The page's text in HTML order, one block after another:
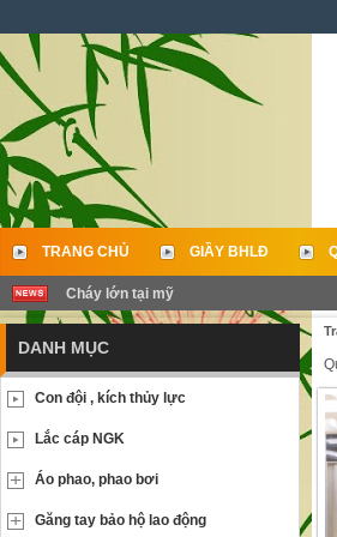
TRANG CHỦ GIẦY BHLĐ
LIÊN HỆ
Cháy lớn tại mỹ
DANH MỤC
Con đội , kích thủy lực
Lắc cáp NGK
Áo phao, phao bơi
Găng tay bảo hộ lao động